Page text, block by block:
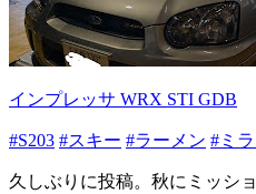
インプレッサ WRX STI GDB
#S203 #スキー #ラーメン #ミ
久しぶりに投稿。秋にミッシ